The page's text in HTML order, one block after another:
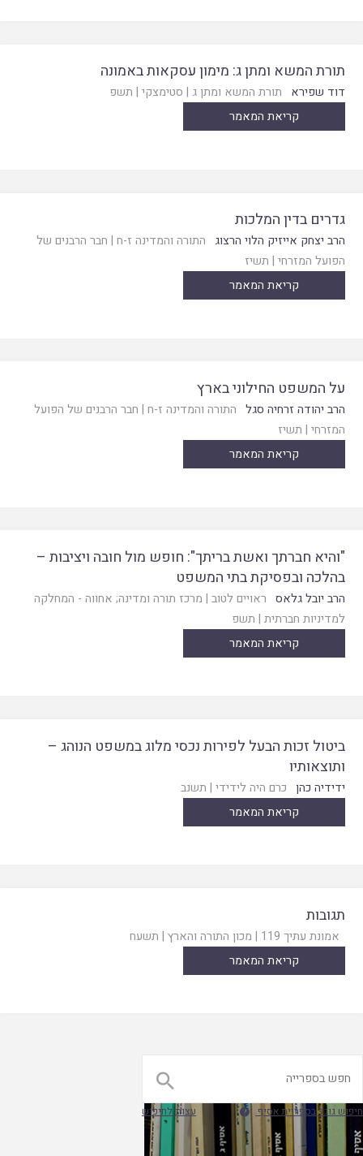
תורת המשא ומתן ג: מימון עסקאות באמונה
דוד שפירא תורת המשא ומתן ג | סטימצקי | תשפ
קריאת המאמר
גדרים בדין המלכות
הרב יצחק אייזיק הלוי הרצוג התורה והמדינה ז-ח | חבר הרבנים של
הפועל המזרחי | תשיז
קריאת המאמר
על המשפט החילוני בארץ
הרב יהודה זרחיה סגל התורה והמדינה ז-ח | חבר הרבנים של הפועל
המזרחי | תשיז
קריאת המאמר
"והיא חברתך ואשת בריתך": חופש מול חובה ויציבות –
בהלכה ובפסיקת בתי המשפט
הרב יובל גלאס ראויים לטוב | מרכז תורה ומדינה; אחווה - המחלקה
למדיניות חברתית | תשפ
קריאת המאמר
ביטול זכות הבעל לפירות נכסי מלוג במשפט הנוהג –
ותוצאותיו
ידידיה כהן כרם היה לידידי | תשנב
קריאת המאמר
תגובות
אמונת עתיך 119 | מכון התורה והארץ | תשעח
קריאת המאמר

חיפוש גוגל בספריית אסיף  עצות לחיפוש